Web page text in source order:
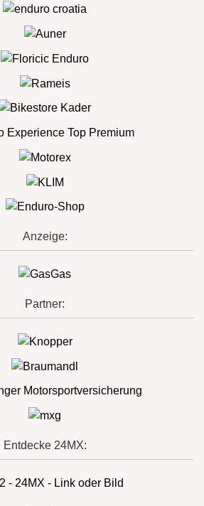
Anzeige:
Partner:
Entdecke 24MX: